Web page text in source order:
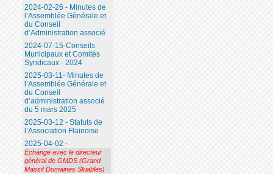
2024-02-26 - Minutes de
l’Assemblée Générale et
du Conseil
d’Administration associé
2024-07-15-Conseils
Municipaux et Comités
Syndicaux - 2024
2025-03-11- Minutes de
l’Assemblée Générale et
du Conseil
d’administration associé
du 5 mars 2025
2025-03-12 - Statuts de
l’Association Flainoise
2025-04-02 -
Echange avec le directeur
général de GMDS (Grand
Massif Domaines Skiables)